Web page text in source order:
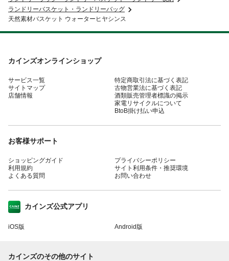
ランドリーバスケット・ランドリーバッグ
天然素材バスケット ウォーターヒヤシンス
カインズオンラインショップ
サービス一覧
サイトマップ
店舗情報
特定商取引法に基づく表記
古物営業法に基づく表記
酒類販売管理者標識の掲示
家電リサイクルについて
BtoB掛け払い申込
お客様サポート
ショッピングガイド
利用規約
よくある質問
プライバシーポリシー
サイト利用条件・推奨環境
お問い合わせ
カインズ公式アプリ
iOS版 Android版
カインズのその他のサイト